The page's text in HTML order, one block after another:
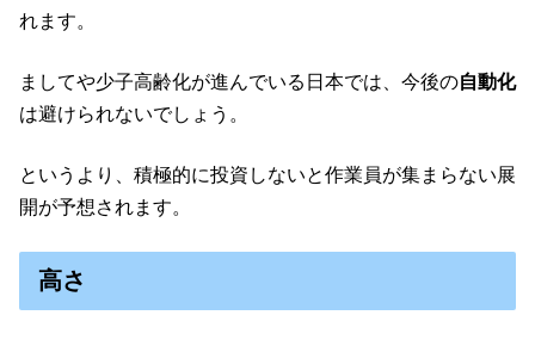
れます。
ましてや少子高齢化が進んでいる日本では、今後の自動化
は避けられないでしょう。
というより、積極的に投資しないと作業員が集まらない展
開が予想されます。
高さ